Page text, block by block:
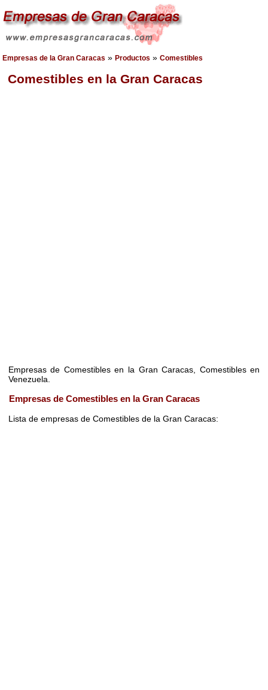
Empresas de la Gran Caracas » Productos » Comestibles
Comestibles en la Gran Caracas
Empresas de Comestibles en la Gran Caracas, Comestibles en
Venezuela.
Empresas de Comestibles en la Gran Caracas
Lista de empresas de Comestibles de la Gran Caracas: